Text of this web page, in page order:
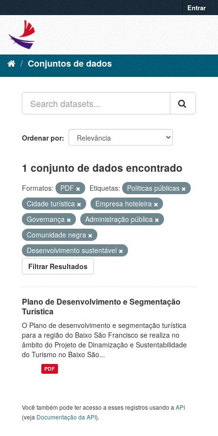
Entrar
Conjuntos de dados
Ordenar por
1 conjunto de dados encontrado
Formatos: PDF Etiquetas:
Politicas públicas
Cidade turística
Empresa hoteleira
Governança
Administração pública
Comunidade negra
Desenvolvimento sustentável
Filtrar Resultados
Plano de Desenvolvimento e Segmentação
Turística
O Plano de desenvolvimento e segmentação turística
para a região do Baixo São Francisco se realiza no
âmbito do Projeto de Dinamização e Sustentabilidade
do Turismo no Baixo São...
PDF
Você também pode ter acesso a esses registros usando a API
(veja Documentação da API).